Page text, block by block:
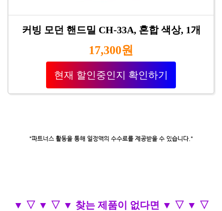
커빙 모던 핸드밀 CH-33A, 혼합 색상, 1개
17,300원
현재 할인중인지 확인하기
▼ ▽ ▼ ▽ ▼ 찾는 제품이 없다면 ▼ ▽ ▼ ▽